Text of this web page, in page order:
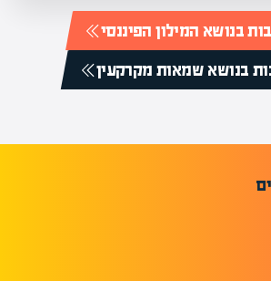
בנושא המילון הפיננסי
בנושא שמאות מקרקעין